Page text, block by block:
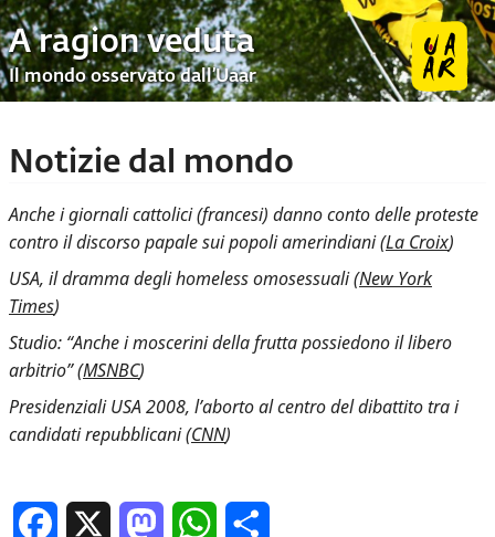
A ragion veduta
Il mondo osservato dall’Uaar
Notizie dal mondo
Anche i giornali cattolici (francesi) danno conto delle proteste
contro il discorso papale sui popoli amerindiani (La Croix)
USA, il dramma degli homeless omosessuali (New York
Times)
Studio: “Anche i moscerini della frutta possiedono il libero
arbitrio” (MSNBC)
Presidenziali USA 2008, l’aborto al centro del dibattito tra i
candidati repubblicani (CNN)
Facebook MastodonWhatsApp